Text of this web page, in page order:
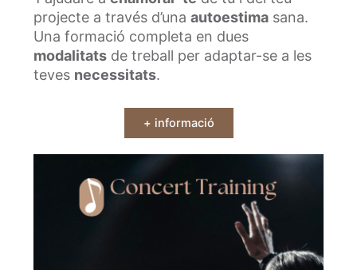
projecte a través d’una autoestimasana.
Una formació completa en dues
modalitatsde treball per adaptar-se a les
teves necessitats.
+ informació